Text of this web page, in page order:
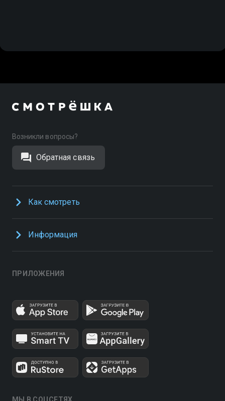
Возникли вопросы?
Обратная связь
Как смотреть
Информация
ПРИЛОЖЕНИЯ